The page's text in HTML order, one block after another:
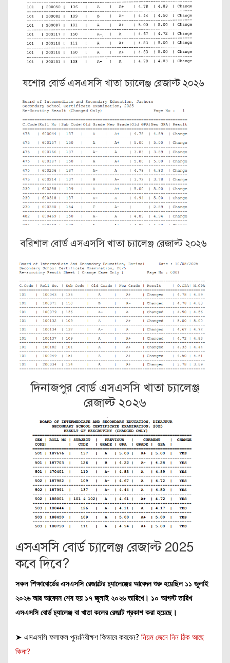
যশোর বোর্ড এসএসসি খাতা চ্যালেঞ্জ রেজাল্ট ২০২৬
বরিশাল বোর্ড এসএসসি খাতা চ্যালেঞ্জ রেজাল্ট ২০২৬
দিনাজপুর বোর্ড এসএসসি খাতা চ্যালেঞ্জ
রেজাল্ট ২০২৬
এসএসসি বোর্ড চ্যালেঞ্জ রেজাল্ট 2025
কবে দিবে?
সকল শিক্ষাবোর্ডের এসএসসি রেজাল্টের চ্যালেঞ্জের আবেদন শুরু হয়েছিল ১১ জুলাই
২০২৬ আর আবেদন শেষ হয় ১৭ জুলাই ২০২৬ তারিখে। ১০ আগস্ট তারিখ
এসএসসি বোর্ড চ্যালেঞ্জ বা খাতা কলের রেজাল্ট প্রকাশ করা হয়েছে।
➤ এসএসসি ফলাফল পুনঃনিরীক্ষণ কিভাবে করবেন? নিয়ম জেনে নিন ঠিক আছে
কিনা?